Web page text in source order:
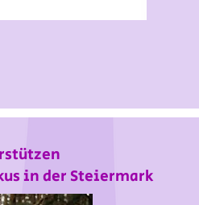
in der Steiermark